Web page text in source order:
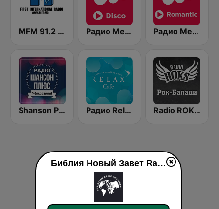
MFM 91.2 FM Радио Мелодия (Radio Melodia Disco) Радио Мелодия (Radio Melodia Romantic)
Shanson Plus Радио Relax Cafe Radio ROKS Rock Ballads
Библия Новый Завет RadioMv live